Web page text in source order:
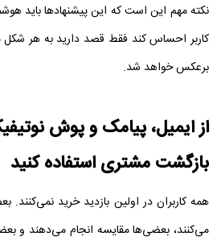
نکته مهم این است که این پیشنهادها باید
کاربر احساس کند فقط قصد دارید به هر شکل
برعکس خواهد شد.
از ایمیل، پیامک و پوش
بازگشت مشتری استفاده کنید
همه کاربران در اولین بازدید خرید
می‌کنند، بعضی‌ها مقایسه انجام می‌دهند و